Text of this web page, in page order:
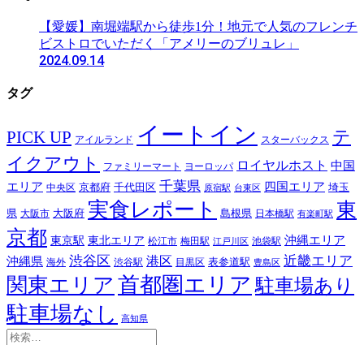
【愛媛】南堀端駅から徒歩1分！地元で人気のフレンチ
ビストロでいただく「アメリーのブリュレ」
2024.09.14
タグ
PICK UP アイルランド イートイン スターバックス テ
イクアウト
ファミリーマート ヨーロッパ ロイヤルホスト 中国
エリア 中央区 京都府 千代田区 千葉県 原宿駅 台東区 四国エリア 埼玉
県 大阪市 大阪府 実食レポート 島根県 日本橋駅 有楽町駅 東
京都 東京駅 東北エリア 松江市 梅田駅 江戸川区 池袋駅 沖縄エリア
沖縄県 海外 渋谷区 渋谷駅 港区 目黒区 表参道駅 豊島区 近畿エリア
関東エリア 首都圏エリア 駐車場あり
駐車場なし 高知県
検